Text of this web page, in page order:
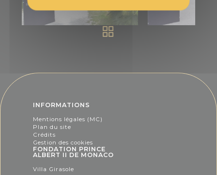
INFORMATIONS
Mentions légales (MC)
Plan du site
Crédits
Gestion des cookies
FONDATION PRINCE
ALBERT II DE MONACO
Villa Girasole